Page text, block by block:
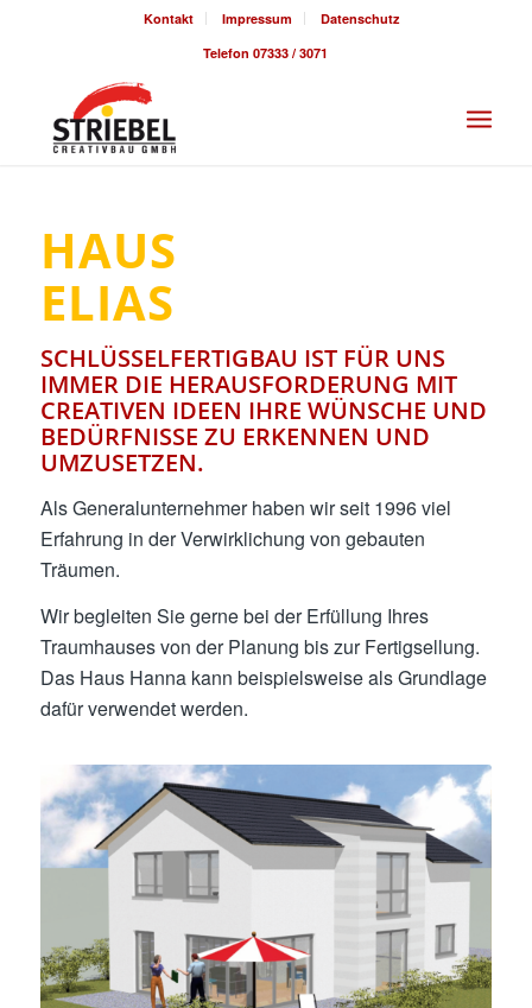
Kontakt Impressum
Datenschutz
Telefon 07333 / 3071
HAUS
ELIAS
SCHLÜSSELFERTIGBAU IST FÜR UNS
IMMER DIE HERAUSFORDERUNG MIT
CREATIVEN IDEEN IHRE WÜNSCHE UND
BEDÜRFNISSE ZU ERKENNEN UND
UMZUSETZEN.
Als Generalunternehmer haben wir seit 1996 viel
Erfahrung in der Verwirklichung von gebauten
Träumen.
Wir begleiten Sie gerne bei der Erfüllung Ihres
Traumhauses von der Planung bis zur Fertigsellung.
Das Haus Hanna kann beispielsweise als Grundlage
dafür verwendet werden.